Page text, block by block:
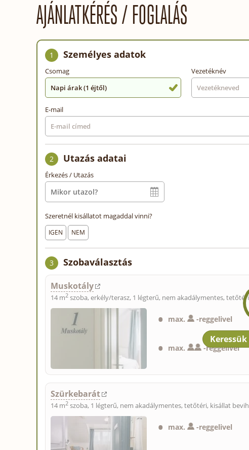
AJÁNLATKÉRÉS / FOGLALÁS
1 Személyes adatok
Csomag
Napi árak (1 éjtől)
Vezetéknév
E-mail
2 Utazás adatai
Érkezés / Utazás
Szeretnél kisállatot magaddal vinni?
IGEN NEM
3 Szobaválasztás
Muskotály
14 m2 szoba, erkély/terasz, 1 légterű, nem akadálymentes,
max. -reggelivel
max. -reggelivel
Szürkebarát
14 m2 szoba, 1 légterű, nem akadálymentes, tetőtéri, kisállat
max. -reggelivel